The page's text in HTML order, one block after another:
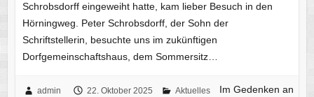
Schrobsdorff eingeweiht hatte, kam lieber Besuch in den
Hörningweg. Peter Schrobsdorff, der Sohn der
Schriftstellerin, besuchte uns im zukünftigen
Dorfgemeinschaftshaus, dem Sommersitz…
admin 22. Oktober 2025 Aktuelles
Im Gedenken an